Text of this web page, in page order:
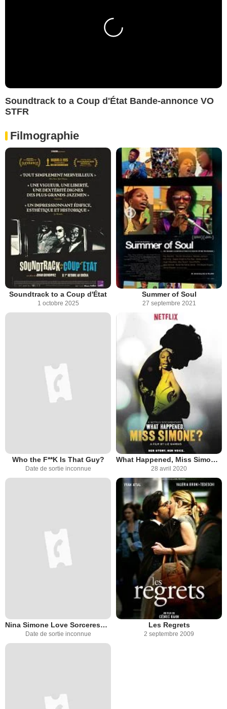
Soundtrack to a Coup d'État Bande-annonce VO
STFR
Filmographie
Soundtrack to a Coup d'État
1 octobre 2025
Summer of Soul
27 septembre 2021
Who the F**K Is That Guy?
Date de sortie inconnue
What Happened, Miss Simone?
28 avril 2020
Nina Simone Love Sorceress... Forever
Date de sortie inconnue
Les Regrets
2 septembre 2009